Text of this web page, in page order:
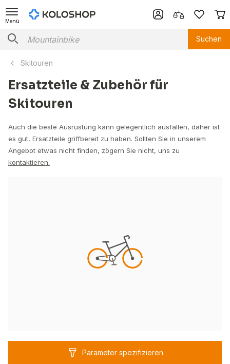
Menü
Suchen
Skitouren
Ersatzteile & Zubehör für
Skitouren
Auch die beste Ausrüstung kann gelegentlich ausfallen, daher ist
es gut, Ersatzteile griffbereit zu haben. Sollten Sie in unserem
Angebot etwas nicht finden, zögern Sie nicht, uns zu
kontaktieren.
Parameter spezifizieren